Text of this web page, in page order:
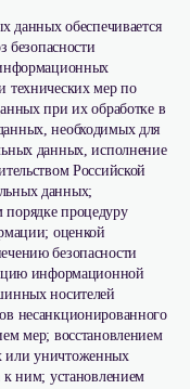
данных обеспечивается
безопасности
технических мер по
при их обработке в
необходимых для
данных, исполнение
Российской
данных;
процедуру
оценкой
безопасности
информационной
носителей
несанкционированного
мер; восстановлением
или уничтоженных
к ним; установлением